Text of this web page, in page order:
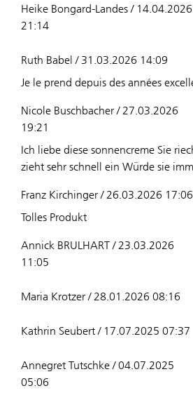
Heike Bongard-Landes / 14.04.2026
21:14
Ruth Babel / 31.03.2026 14:09
Je le prend depuis des années
Nicole Buschbacher / 27.03.2026
19:21
Ich liebe diese sonnencreme Sie
zieht sehr schnell ein Würde sie
Franz Kirchinger / 26.03.2026 17:06
Tolles Produkt
Annick BRULHART / 23.03.2026
11:05
Maria Krotzer / 28.01.2026 08:16
Kathrin Seubert / 17.07.2025 07:37
Annegret Tutschke / 04.07.2025
05:06